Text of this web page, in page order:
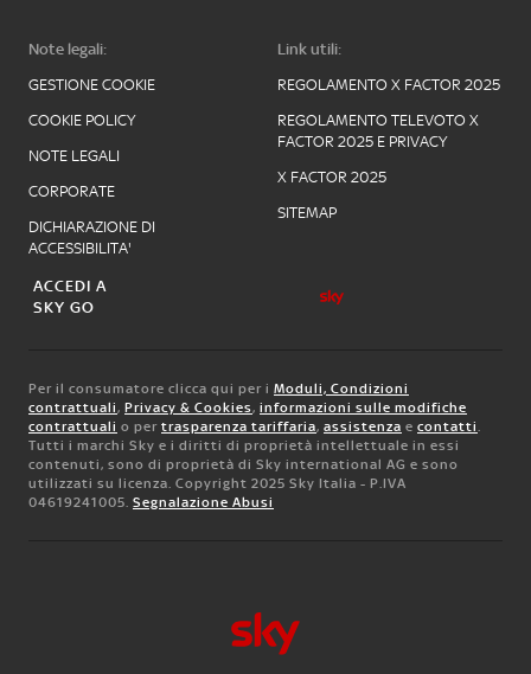
Note legali:
GESTIONE COOKIE
COOKIE POLICY
NOTE LEGALI
CORPORATE
DICHIARAZIONE DI
ACCESSIBILITA'
Link utili:
REGOLAMENTO X FACTOR 2025
REGOLAMENTO TELEVOTO X
FACTOR 2025 E PRIVACY
X FACTOR 2025
SITEMAP
ACCEDI A
SKY GO
Per il consumatore clicca qui per i Moduli, Condizioni
contrattuali, Privacy & Cookies, informazioni sulle modifiche
contrattuali o per trasparenza tariffaria, assistenza e contatti.
Tutti i marchi Sky e i diritti di proprietà intellettuale in essi
contenuti, sono di proprietà di Sky international AG e sono
utilizzati su licenza. Copyright 2025 Sky Italia - P.IVA
04619241005. Segnalazione Abusi